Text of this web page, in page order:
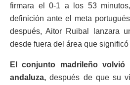
firmara el 0-1 a los 53
definición ante el meta
después, Aitor Ruibal lanzara
desde fuera del área que
El conjunto madrileño
andaluza, después de que su